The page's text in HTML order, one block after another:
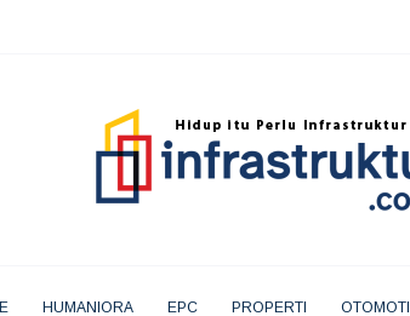
HUMANIORA EPC PROPERTI